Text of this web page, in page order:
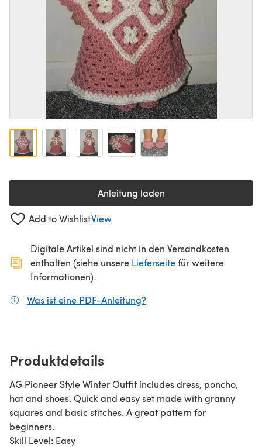
Anleitung laden(öffnet sich in einem neuen
Add to WishlistView
Digitale Artikel sind nicht in den Versandkosten
enthalten (siehe unsere Lieferseite(öffnet sich in
für weitere
Informationen).
Was ist eine PDF-Anleitung?
Produktdetails
AG Pioneer Style Winter Outfit includes dress, poncho,
hat and shoes. Quick and easy set made with granny
squares and basic stitches. A great pattern for
beginners.
Skill Level: Easy